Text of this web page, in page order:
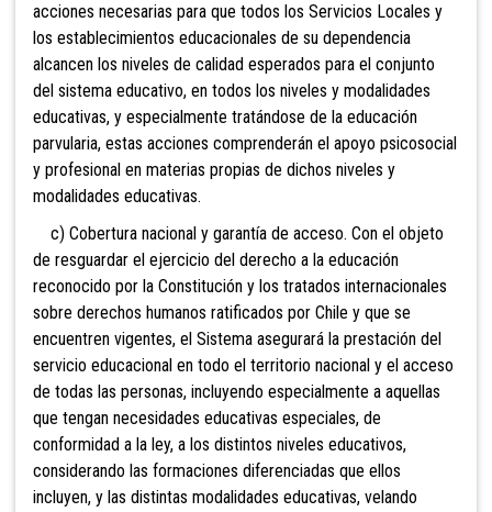
acciones necesarias para que todos los Servicios Locales y
los establecimientos educacionales de su dependencia
alcancen los niveles de calidad esperados para el conjunto
del sistema educativo, en todos los niveles y modalidades
educativas, y especialmente tratándose de la educación
parvularia, estas acciones comprenderán el apoyo psicosocial
y profesional en materias propias de dichos niveles y
modalidades educativas.
c) Cobertura nacional y garantía de acceso. Con el objeto
de resguardar el ejercicio del derecho a la educación
reconocido por la Constitución y los tratados internacionales
sobre derechos humanos ratificados por Chile y que se
encuentren vigentes, el Sistema asegurará la prestación del
servicio educacional en todo el territorio nacional y el acceso
de todas las personas, incluyendo especialmente a aquellas
que tengan necesidades educativas especiales, de
conformidad a la ley, a los distintos niveles educativos,
considerando las formaciones diferenciadas que ellos
incluyen, y las distintas modalidades educativas, velando